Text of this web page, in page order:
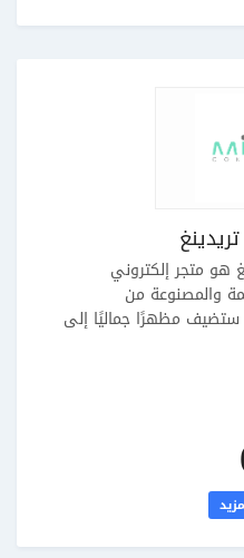
هو متجر إلكتروني
والمصنوعة من
مظهرًا جماليًا إلى